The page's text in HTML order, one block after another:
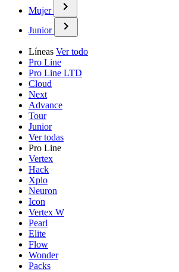
Mujer
Junior
Líneas Ver todo
Pro Line
Pro Line LTD
Cloud
Next
Advance
Tour
Junior
Ver todas
Pro Line
Vertex
Hack
Xplo
Neuron
Icon
Vertex W
Pearl
Elite
Flow
Wonder
Packs